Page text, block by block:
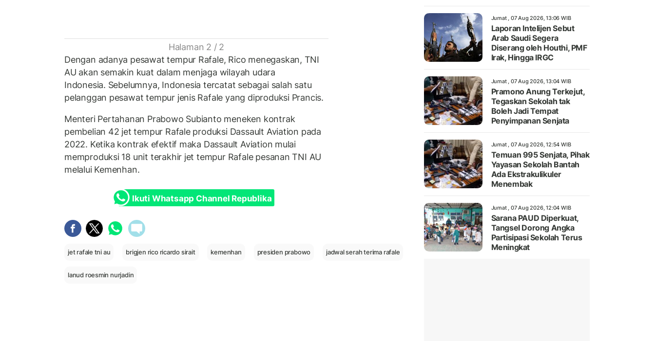
Halaman 2 / 2
Dengan adanya pesawat tempur Rafale, Rico menegaskan, TNI
AU akan semakin kuat dalam menjaga wilayah udara
Indonesia. Sebelumnya, Indonesia tercatat sebagai salah satu
pelanggan pesawat tempur jenis Rafale yang diproduksi Prancis.
Menteri Pertahanan Prabowo Subianto meneken kontrak
pembelian 42 jet tempur Rafale produksi Dassault Aviation pada
2022. Ketika kontrak efektif maka Dassault Aviation mulai
memproduksi 18 unit terakhir jet tempur Rafale pesanan TNI AU
melalui Kemenhan.
Ikuti Whatsapp Channel Republika
jet rafale tni au brigjen rico ricardo sirait kemenhan presiden prabowo jadwal serah terima rafale
lanud roesmin nurjadin
Jumat , 07 Aug 2026, 13:06 WIB
Laporan Intelijen Sebut
Arab Saudi Segera
Diserang oleh Houthi, PMF
Irak, Hingga IRGC
Jumat , 07 Aug 2026, 13:04 WIB
Pramono Anung Terkejut,
Tegaskan Sekolah tak
Boleh Jadi Tempat
Penyimpanan Senjata
Jumat , 07 Aug 2026, 12:54 WIB
Temuan 995 Senjata, Pihak
Yayasan Sekolah Bantah
Ada Ekstrakulikuler
Menembak
Jumat , 07 Aug 2026, 12:04 WIB
Sarana PAUD Diperkuat,
Tangsel Dorong Angka
Partisipasi Sekolah Terus
Meningkat